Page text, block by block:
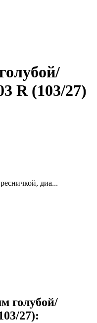
R (103/27)
диа...
голубой/
27):